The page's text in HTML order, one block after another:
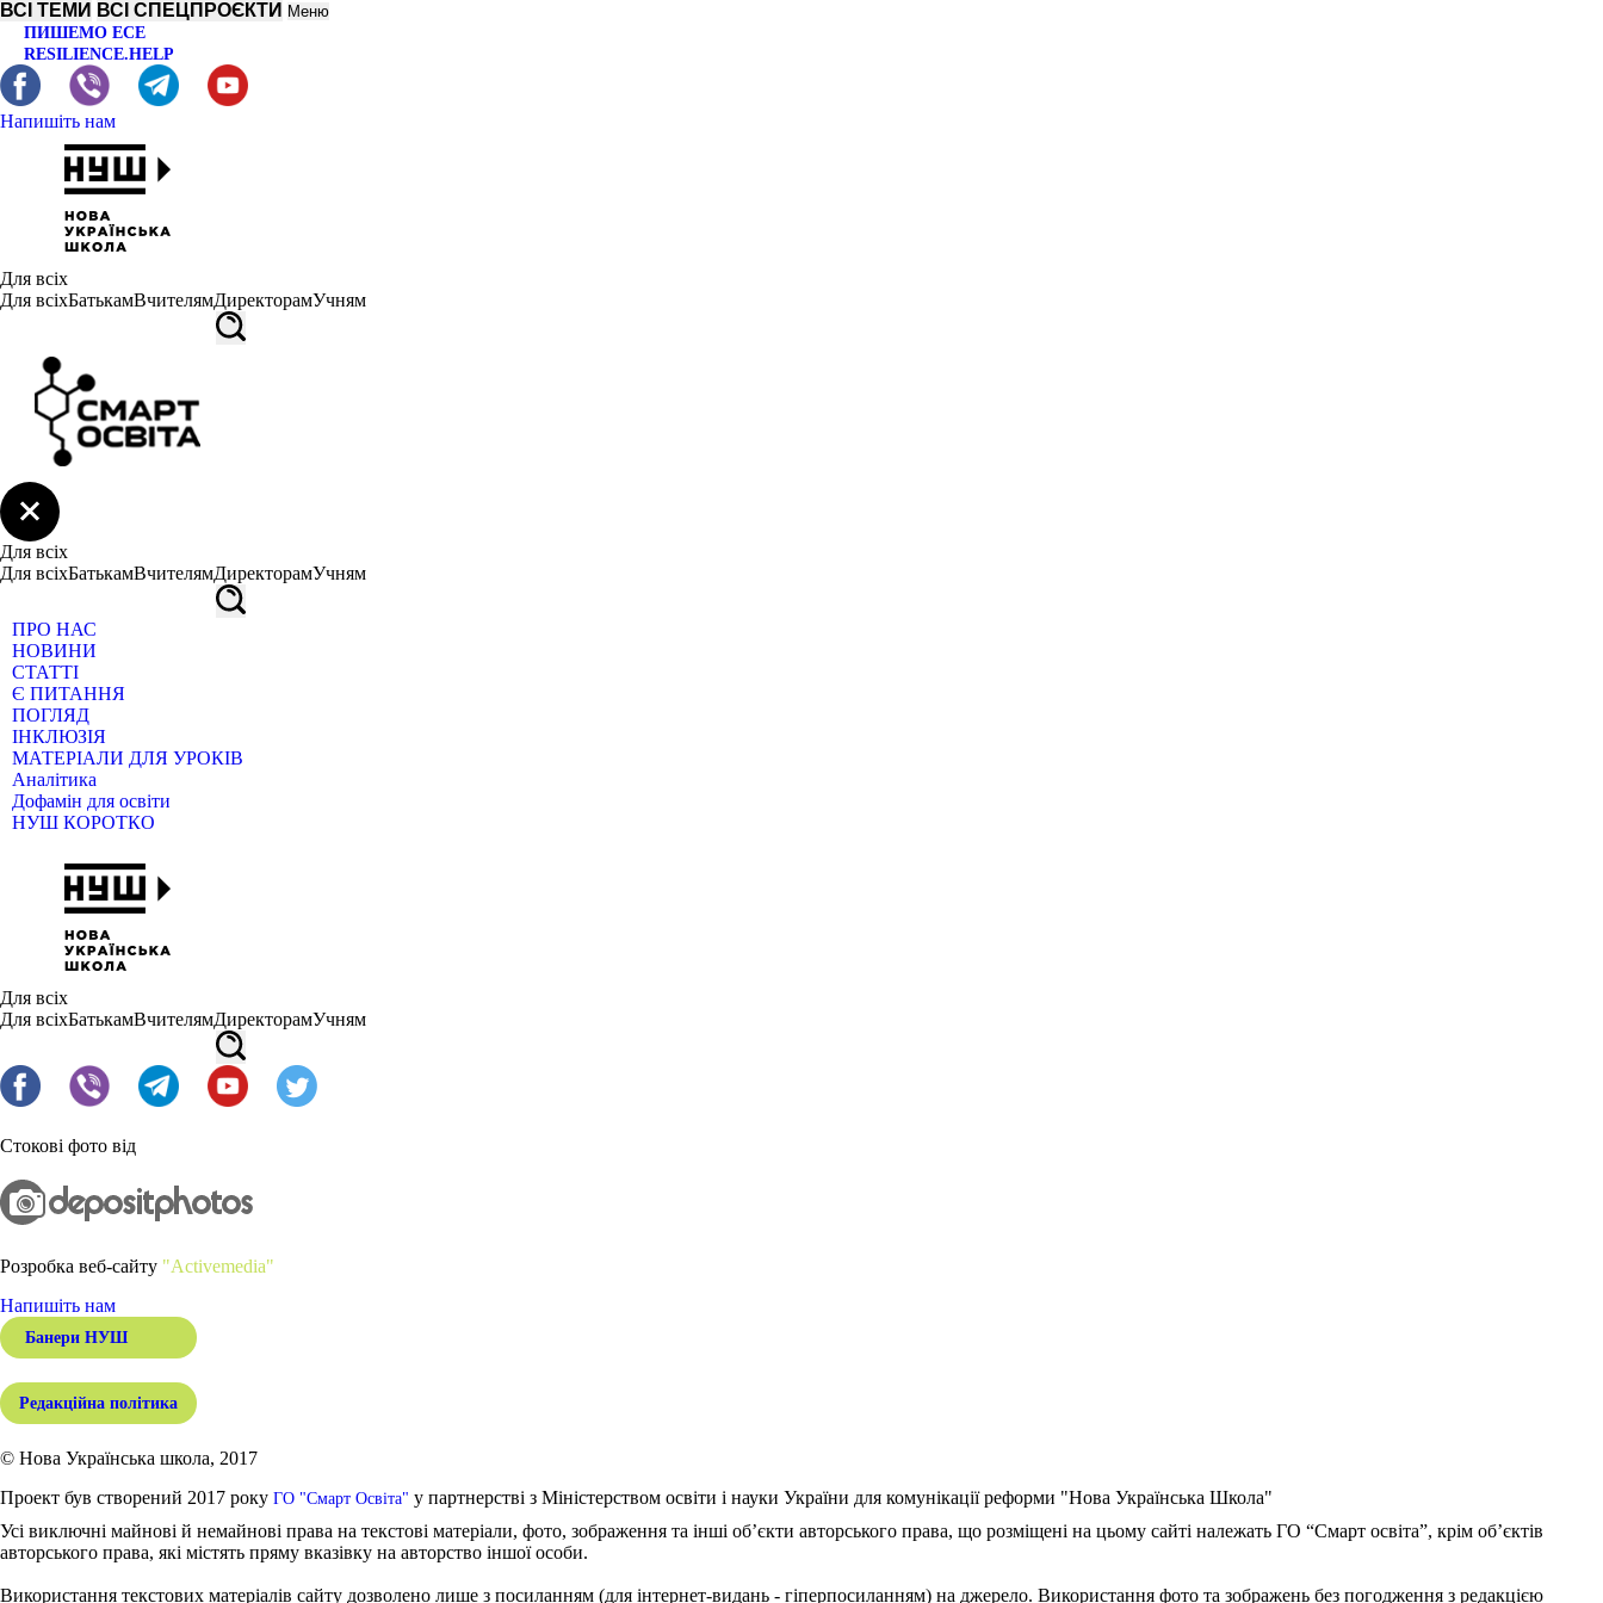
ВСІ ТЕМИ ВСІ СПЕЦПРОЄКТИ Меню
ПИШЕМО ЕСЕ
RESILIENCE.HELP
Напишіть нам
Для всіх
Для всіхБатькамВчителямДиректорамУчням
Для всіх
Для всіхБатькамВчителямДиректорамУчням
ПРО НАС
НОВИНИ
СТАТТІ
Є ПИТАННЯ
ПОГЛЯД
ІНКЛЮЗІЯ
МАТЕРІАЛИ ДЛЯ УРОКІВ
Аналітика
Дофамін для освіти
НУШ КОРОТКО
Для всіх
Для всіхБатькамВчителямДиректорамУчням
Стокові фото від
Розробка веб-сайту "Activemedia"
Напишіть нам
Банери НУШ
Редакційна політика
© Нова Українська школа, 2017
Проект був створений 2017 року ГО "Смарт Освіта" у партнерстві з Міністерством освіти і науки України для комунікації реформи "Нова Українська Школа"
Усі виключні майнові й немайнові права на текстові матеріали, фото, зображення та інші об’єкти авторського права, що розміщені на цьому сайті належать ГО “Смарт освіта”, крім об’єктів
авторського права, які містять пряму вказівку на авторство іншої особи.
Використання текстових матеріалів сайту дозволено лише з посиланням (для інтернет-видань - гіперпосиланням) на джерело. Використання фото та зображень без погодження з редакцією